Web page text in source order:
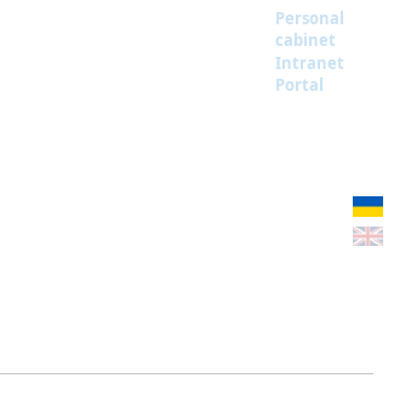
Personal
cabinet
Intranet
Portal